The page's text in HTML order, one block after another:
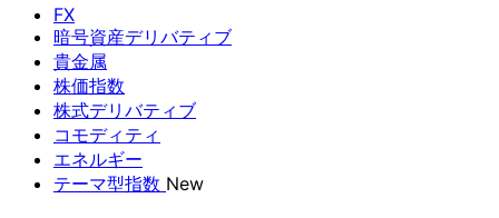
FX
暗号資産デリバティブ
貴金属
株価指数
株式デリバティブ
コモディティ
エネルギー
テーマ型指数 New